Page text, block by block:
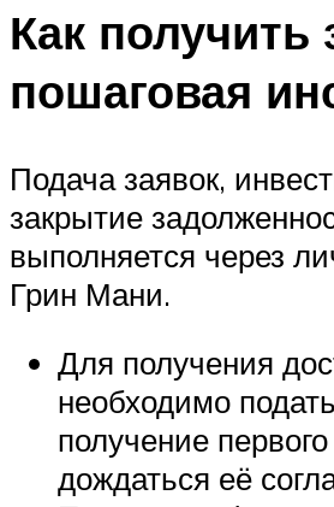
Как получить
пошаговая
Подача заявок,
закрытие
выполняется через
Грин Мани.
Для получения
необходимо
получение
дождаться её